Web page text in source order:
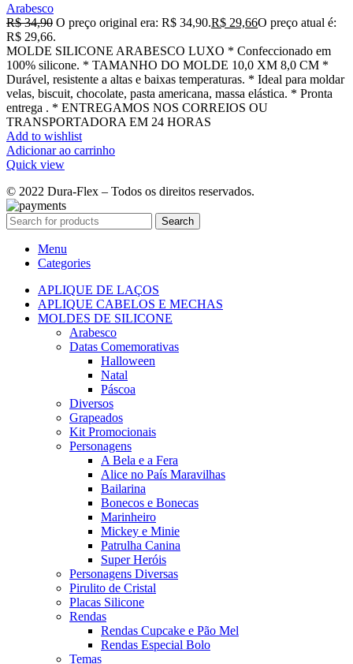
Arabesco
R$34,90 O preço original era: R$ 34,90.R$ 29,66O preço atual é:
R$ 29,66.
MOLDE SILICONE ARABESCO LUXO * Confeccionado em
100% silicone. * TAMANHO DO MOLDE 10,0 XM 8,0 CM *
Durável, resistente a altas e baixas temperaturas. * Ideal para moldar
velas, biscuit, chocolate, pasta americana, massa elástica. * Pronta
entrega . * ENTREGAMOS NOS CORREIOS OU
TRANSPORTADORA EM 24 HORAS
Add to wishlist
Adicionar ao carrinho
Quick view
© 2022 Dura-Flex – Todos os direitos reservados.
Search
Menu
Categories
APLIQUE DE LAÇOS
APLIQUE CABELOS E MECHAS
MOLDES DE SILICONE
Arabesco
Datas Comemorativas
Halloween
Natal
Páscoa
Diversos
Grapeados
Kit Promocionais
Personagens
A Bela e a Fera
Alice no País Maravilhas
Bailarina
Bonecos e Bonecas
Marinheiro
Mickey e Minie
Patrulha Canina
Super Heróis
Personagens Diversas
Pirulito de Cristal
Placas Silicone
Rendas
Rendas Cupcake e Pão Mel
Rendas Especial Bolo
Temas